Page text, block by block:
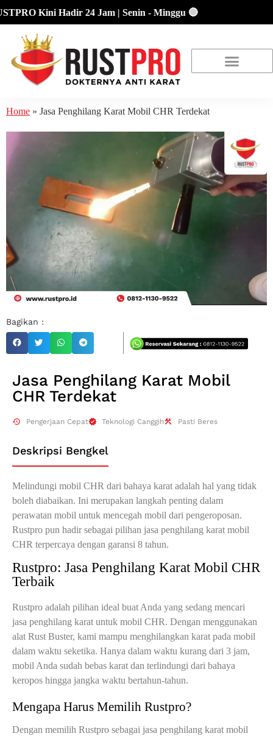
Kini Hadir 24 Jam | Senin - Minggu 🔴
Home » Jasa Penghilang Karat Mobil CHR Terdekat
Bagikan :
Jasa Penghilang Karat Mobil
CHR Terdekat
Pengerjaan Cepat Teknologi Canggih Pasti Beres
Deskripsi Bengkel
Melindungi mobil CHR dari bahaya karat adalah hal yang tidak
boleh diabaikan. Ini merupakan langkah penting dalam
perawatan mobil untuk mencegah mobil dari pengeroposan.
Rustpro pun hadir sebagai pilihan jasa penghilang karat mobil
CHR terpercaya dengan garansi 8 tahun.
Rustpro: Jasa Penghilang Karat Mobil CHR
Terbaik
Rustpro adalah pilihan ideal buat Anda yang sedang mencari
jasa penghilang karat untuk mobil CHR. Dengan menggunakan
alat Rust Buster, kami mampu menghilangkan karat pada mobil
dalam waktu seketika. Hanya dalam waktu kurang dari 3 jam,
mobil Anda sudah bebas karat dan terlindungi dari bahaya
keropos hingga jangka waktu bertahun-tahun.
Mengapa Harus Memilih Rustpro?
Dengan memilih Rustpro sebagai jasa penghilang karat mobil